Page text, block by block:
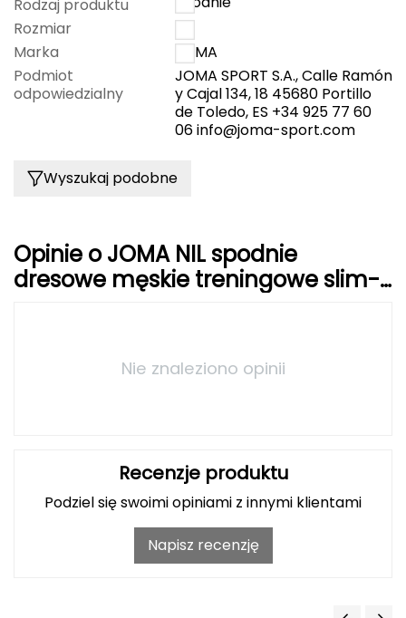
Granger's
Gregory
Gumbies
HAGLÖFS
HMS
Hydrapak
Rodzaj produktu
Rozmiar
Marka
JOMA
Podmiot
odpowiedzialny
JOMA SPORT S.A., Calle Ramón
y Cajal 134, 18 45680 Portillo
de Toledo, ES +34 925 77 60
06info@joma-sport.com
Wyszukaj podobne
Opinie o JOMA NIL spodnie
dresowe męskie treningowe slim-
Nie znaleziono opinii
Recenzje produktu
Podziel się swoimi opiniami z innymi klientami
Napisz recenzję